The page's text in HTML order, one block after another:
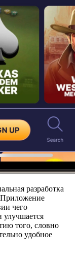
разработка
Приложение
чего
улучшается
того, словно
удобное